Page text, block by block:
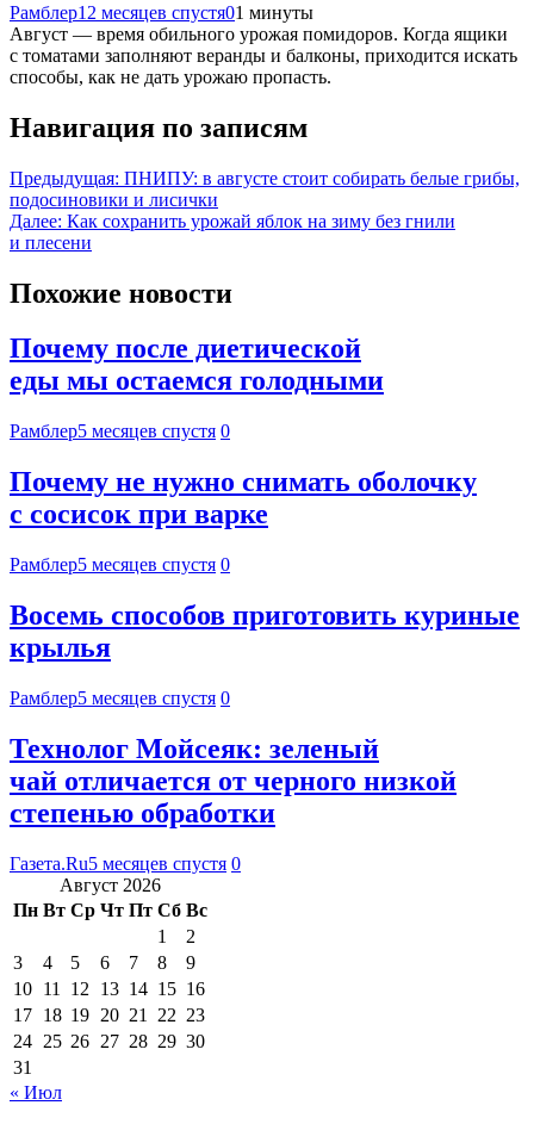
Рамблер12 месяцев спустя01 минуты
Август — время обильного урожая помидоров. Когда ящики
с томатами заполняют веранды и балконы, приходится искать
способы, как не дать урожаю пропасть.
Навигация по записям
Предыдущая: ПНИПУ: в августе стоит собирать белые грибы,
подосиновики и лисички
Далее: Как сохранить урожай яблок на зиму без гнили
и плесени
Похожие новости
Почему после диетической
еды мы остаемся голодными
Рамблер5 месяцев спустя 0
Почему не нужно снимать оболочку
с сосисок при варке
Рамблер5 месяцев спустя 0
Восемь способов приготовить куриные
крылья
Рамблер5 месяцев спустя 0
Технолог Мойсеяк: зеленый
чай отличается от черного низкой
степенью обработки
Газета.Ru5 месяцев спустя 0
Август 2026
Пн Вт Ср Чт Пт Сб Вс
1
2
3
4 5 6 7 8
9
10 11 12 13 14 15 16
17 18 19 20 21 22 23
24 25 26 27 28 29 30
31
« Июл